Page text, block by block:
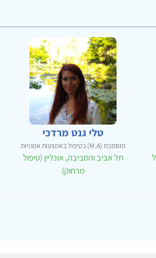
טלי גנט מרדכי
מוסמכת (M.A) בטיפול באמצעות אמנויות
תל אביב והסביבה, אונליין (טיפול
מרחוק)